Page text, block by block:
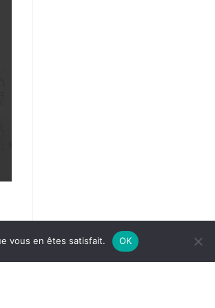
vous en êtes satisfait. OK